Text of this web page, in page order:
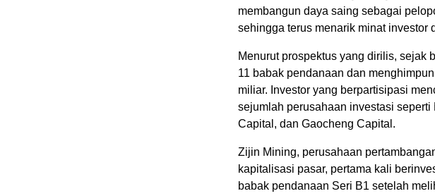
membangun daya saing sebagai
sehingga terus menarik minat investor
Menurut prospektus yang dirilis, sejak
11 babak pendanaan dan
miliar. Investor yang berpartisipasi
sejumlah perusahaan investasi
Capital, dan Gaocheng Capital.
Zijin Mining, perusahaan
kapitalisasi pasar, pertama kali
babak pendanaan Seri B1 setelah